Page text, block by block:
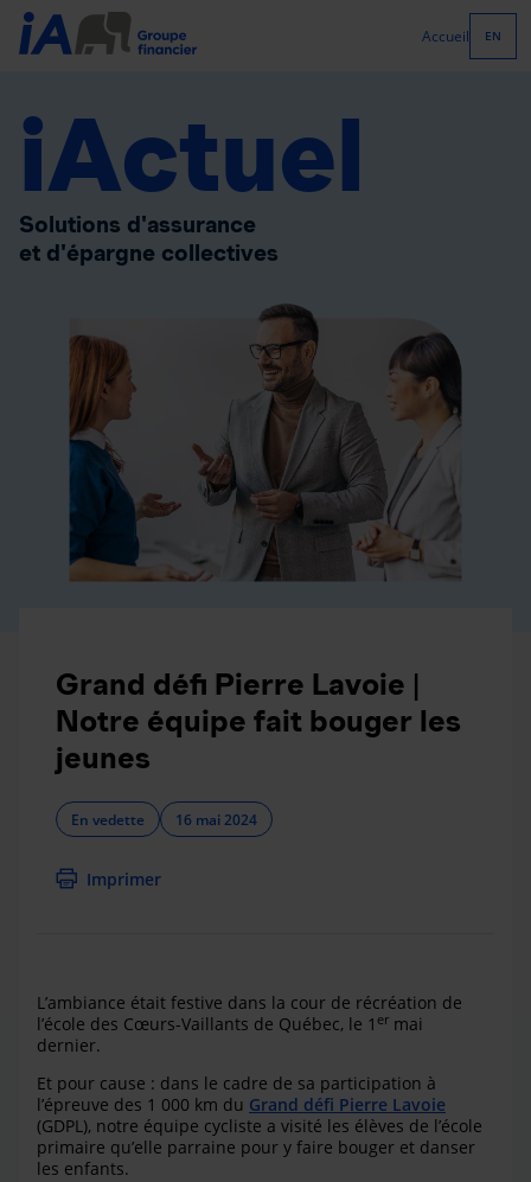
Accueil EN
iActuel
Solutions d'assurance
et d'épargne collectives
Grand défi Pierre Lavoie |
Notre équipe fait bouger les
jeunes
En vedette 16 mai 2024
Imprimer
L’ambiance était festive dans la cour de récréation de
l’école des Cœurs-Vaillants de Québec, le 1 er mai
dernier.
Et pour cause : dans le cadre de sa participation à
l’épreuve des 1 000 km du Grand défi Pierre Lavoie
(GDPL), notre équipe cycliste a visité les élèves de l’école
primaire qu’elle parraine pour y faire bouger et danser
les enfants.